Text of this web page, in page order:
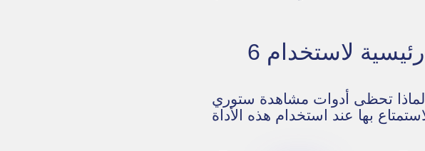
لماذا تحظى أدوات مشاهدة ستوري TikTok المجهولة بشعبية كبيرة اليوم؟ إليك أهم ست